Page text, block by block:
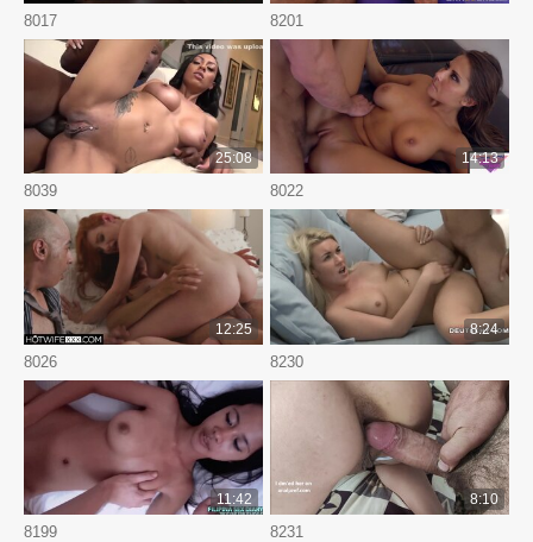
8017 8201
8039
25:08
8022
14:13
8026
12:25
8230
8:24
8199
11:42
8231
8:10